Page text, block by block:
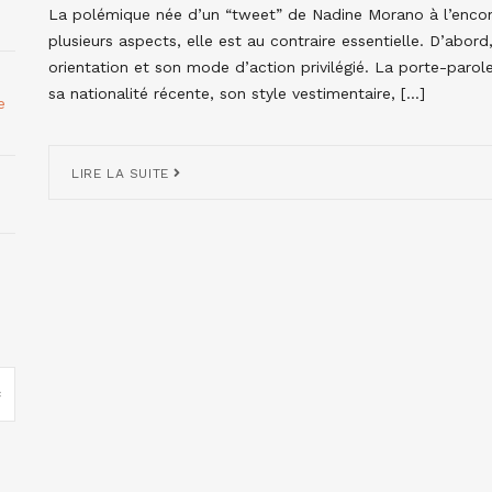
La polémique née d’un “tweet” de Nadine Morano à
plusieurs aspects, elle est au contraire essentielle.
orientation et son mode d’action privilégié. La porte-
sa nationalité récente, son style vestimentaire, […]
LIRE LA SUITE